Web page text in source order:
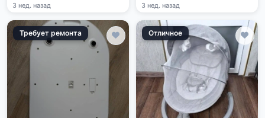
3 нед. назад 3 нед. назад
Требует ремонта Отличное